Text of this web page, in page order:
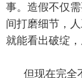
事。造假不仅
间打磨细节，
就能看出破绽
但现在完全